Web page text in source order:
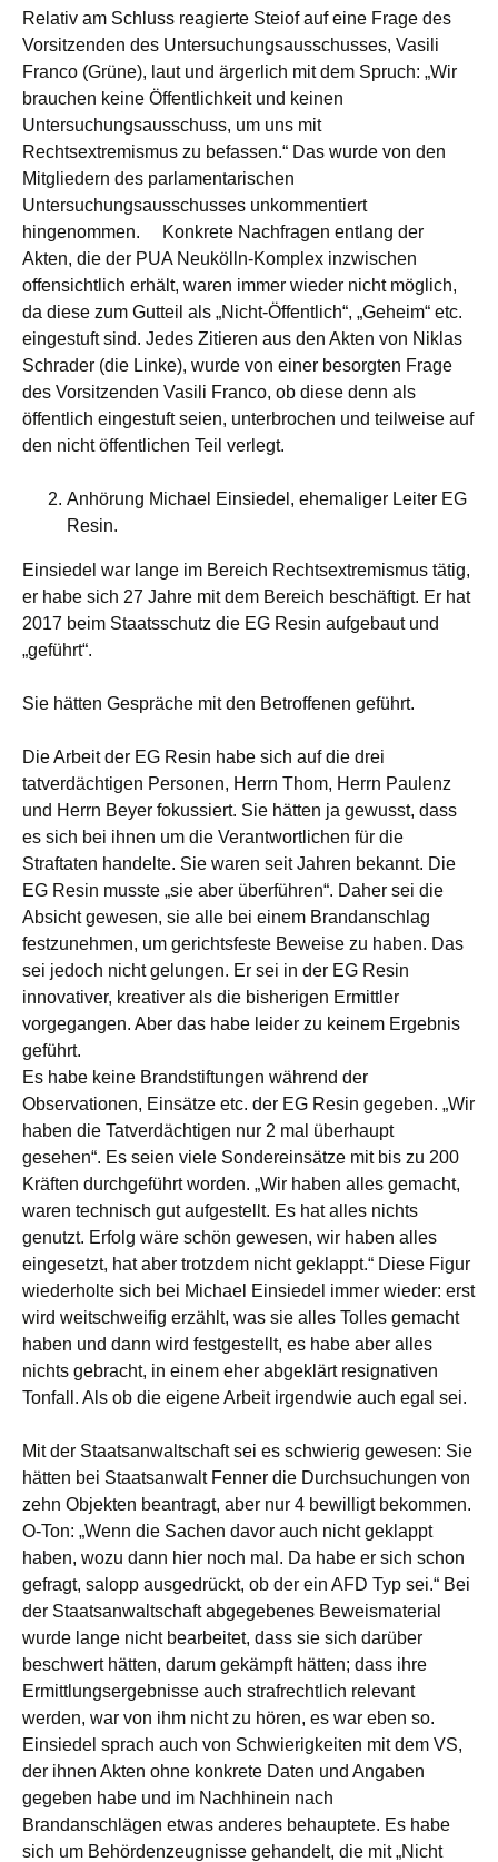
Relativ am Schluss reagierte Steiof auf eine Frage des
Vorsitzenden des Untersuchungsausschusses, Vasili
Franco (Grüne), laut und ärgerlich mit dem Spruch: „Wir
brauchen keine Öffentlichkeit und keinen
Untersuchungsausschuss, um uns mit
Rechtsextremismus zu befassen.“ Das wurde von den
Mitgliedern des parlamentarischen
Untersuchungsausschusses unkommentiert
hingenommen. Konkrete Nachfragen entlang der
Akten, die der PUA Neukölln-Komplex inzwischen
offensichtlich erhält, waren immer wieder nicht möglich,
da diese zum Gutteil als „Nicht-Öffentlich“, „Geheim“ etc.
eingestuft sind. Jedes Zitieren aus den Akten von Niklas
Schrader (die Linke), wurde von einer besorgten Frage
des Vorsitzenden Vasili Franco, ob diese denn als
öffentlich eingestuft seien, unterbrochen und teilweise auf
den nicht öffentlichen Teil verlegt.
Anhörung Michael Einsiedel, ehemaliger Leiter EG
Resin.
Einsiedel war lange im Bereich Rechtsextremismus tätig,
er habe sich 27 Jahre mit dem Bereich beschäftigt. Er hat
2017 beim Staatsschutz die EG Resin aufgebaut und
„geführt“.
Sie hätten Gespräche mit den Betroffenen geführt.
Die Arbeit der EG Resin habe sich auf die drei
tatverdächtigen Personen, Herrn Thom, Herrn Paulenz
und Herrn Beyer fokussiert. Sie hätten ja gewusst, dass
es sich bei ihnen um die Verantwortlichen für die
Straftaten handelte. Sie waren seit Jahren bekannt. Die
EG Resin musste „sie aber überführen“. Daher sei die
Absicht gewesen, sie alle bei einem Brandanschlag
festzunehmen, um gerichtsfeste Beweise zu haben. Das
sei jedoch nicht gelungen. Er sei in der EG Resin
innovativer, kreativer als die bisherigen Ermittler
vorgegangen. Aber das habe leider zu keinem Ergebnis
geführt.
Es habe keine Brandstiftungen während der
Observationen, Einsätze etc. der EG Resin gegeben. „Wir
haben die Tatverdächtigen nur 2 mal überhaupt
gesehen“. Es seien viele Sondereinsätze mit bis zu 200
Kräften durchgeführt worden. „Wir haben alles gemacht,
waren technisch gut aufgestellt. Es hat alles nichts
genutzt. Erfolg wäre schön gewesen, wir haben alles
eingesetzt, hat aber trotzdem nicht geklappt.“ Diese Figur
wiederholte sich bei Michael Einsiedel immer wieder: erst
wird weitschweifig erzählt, was sie alles Tolles gemacht
haben und dann wird festgestellt, es habe aber alles
nichts gebracht, in einem eher abgeklärt resignativen
Tonfall. Als ob die eigene Arbeit irgendwie auch egal sei.
Mit der Staatsanwaltschaft sei es schwierig gewesen: Sie
hätten bei Staatsanwalt Fenner die Durchsuchungen von
zehn Objekten beantragt, aber nur 4 bewilligt bekommen.
O-Ton: „Wenn die Sachen davor auch nicht geklappt
haben, wozu dann hier noch mal. Da habe er sich schon
gefragt, salopp ausgedrückt, ob der ein AFD Typ sei.“ Bei
der Staatsanwaltschaft abgegebenes Beweismaterial
wurde lange nicht bearbeitet, dass sie sich darüber
beschwert hätten, darum gekämpft hätten; dass ihre
Ermittlungsergebnisse auch strafrechtlich relevant
werden, war von ihm nicht zu hören, es war eben so.
Einsiedel sprach auch von Schwierigkeiten mit dem VS,
der ihnen Akten ohne konkrete Daten und Angaben
gegeben habe und im Nachhinein nach
Brandanschlägen etwas anderes behauptete. Es habe
sich um Behördenzeugnisse gehandelt, die mit „Nicht